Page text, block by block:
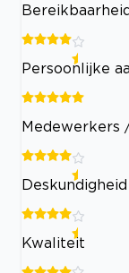
Persoonlijke
Medewerkers
Kwaliteit